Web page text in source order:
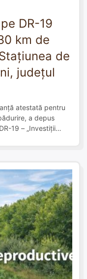
DR-19
km de
de
județul
atestată pentru
a depus
19 – „Investiții
că […]